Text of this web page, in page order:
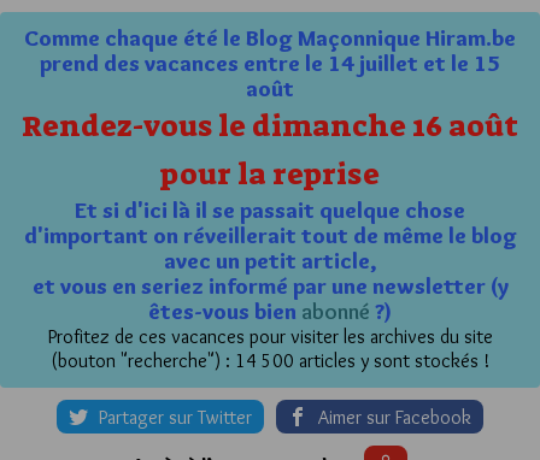
Comme chaque été le Blog Maçonnique Hiram.be
prend des vacances entre le 14 juillet et le 15
août
Rendez-vous le dimanche 16 août
pour la reprise
Et si d'ici là il se passait quelque chose
d'important on réveillerait tout de même le blog
avec un petit article,
et vous en seriez informé par une newsletter (y
êtes-vous bien abonné ?)
Profitez de ces vacances pour visiter les archives du site
(bouton "recherche") : 14 500 articles y sont stockés !
Partager sur Twitter Aimer sur Facebook